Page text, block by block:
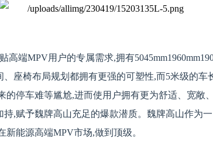
高端MPV用户的专属需求,拥有
、座椅布局规划都拥有更强的可塑性,而5米级的车
停车难等尴尬,进而使用户拥有更为舒适、宽敞
,赋予魏牌高山充足的爆款潜质。魏牌高山作为
能源高端MPV市场,做到顶级。